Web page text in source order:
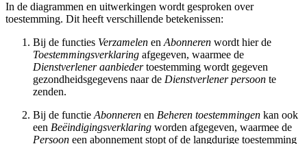
In de diagrammen en uitwerkingen wordt gesproken over
toestemming. Dit heeft verschillende betekenissen:
Bij de functies Verzamelen enAbonneren wordt hier de
Toestemmingsverklaring afgegeven, waarmee de
Dienstverlener aanbiedertoestemming wordt gegeven
gezondheidsgegevens naar de Dienstverlener persoon te
zenden.
Bij de functieAbonneren en Beheren toestemmingen kan ook
een Beëindigingsverklaring worden afgegeven, waarmee de
Persoon een abonnement stopt of de langdurige toestemming